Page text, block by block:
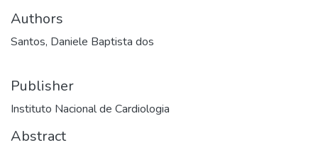
Authors
Santos, Daniele Baptista dos
Publisher
Instituto Nacional de Cardiologia
Abstract